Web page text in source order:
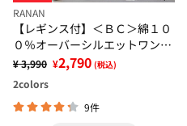
RANAN
【レギンス付】＜ＢＣ＞綿１０
０％オーバーシルエットワンピ
ース
¥ 3,990 ¥2,790 (税込)
2colors
9件